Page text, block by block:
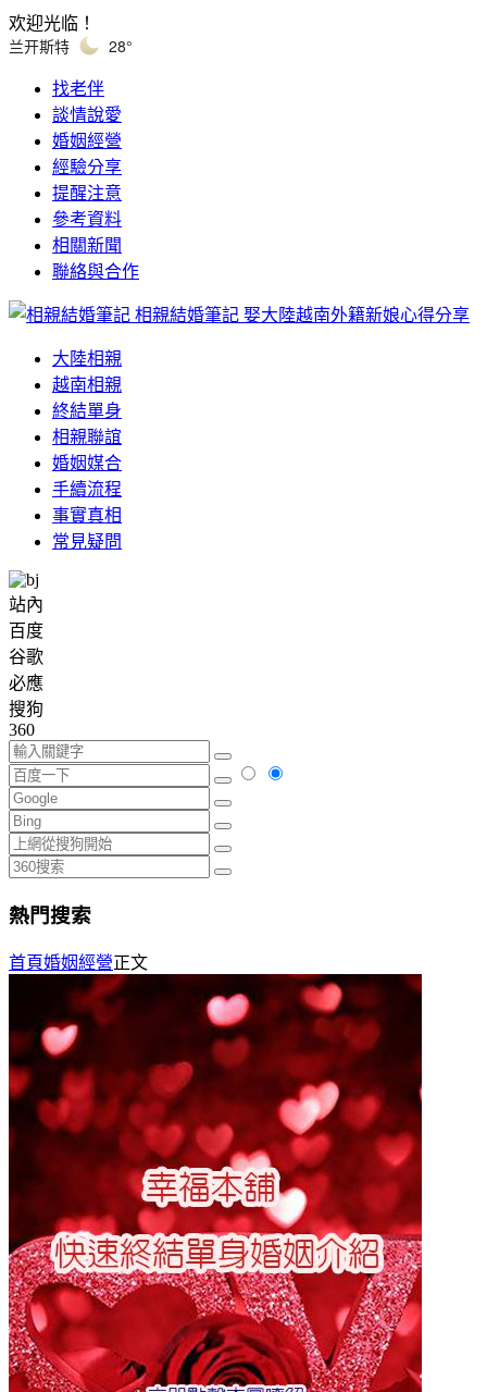
欢迎光临！
兰开斯特 28°
找老伴
談情說愛
婚姻經營
經驗分享
提醒注意
參考資料
相關新聞
聯絡與合作
相親結婚筆記 娶大陸越南外籍新娘心得分享
大陸相親
越南相親
終結單身
相親聯誼
婚姻媒合
手續流程
事實真相
常見疑問
站內
百度
谷歌
必應
搜狗
360
熱門搜索
首頁婚姻經營正文